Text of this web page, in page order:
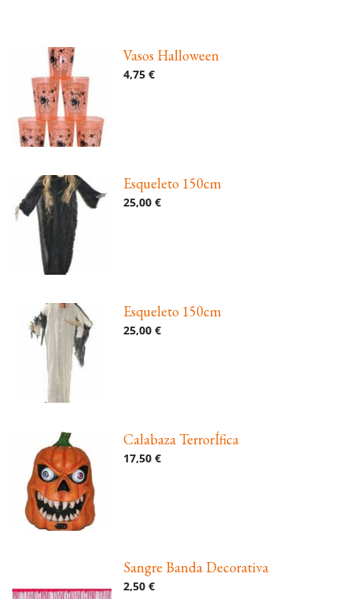
Vasos Halloween
4,75 €
Esqueleto 150cm
25,00 €
Esqueleto 150cm
25,00 €
Calabaza TerrorÍfica
17,50 €
Sangre Banda Decorativa
2,50 €